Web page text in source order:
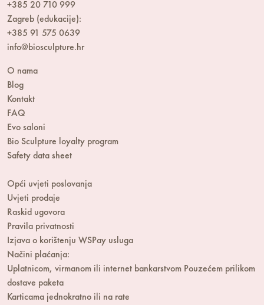
+385 20 710 999
Zagreb (edukacije):
+385 91 575 0639
info@biosculpture.hr
O nama
Blog
Kontakt
FAQ
Evo saloni
Bio Sculpture loyalty program
Safety data sheet
Opći uvjeti poslovanja
Uvjeti prodaje
Raskid ugovora
Pravila privatnosti
Izjava o korištenju WSPay usluga
Načini plaćanja:
Uplatnicom, virmanom ili internet bankarstvom Pouzećem prilikom
dostave paketa
Karticama jednokratno ili na rate